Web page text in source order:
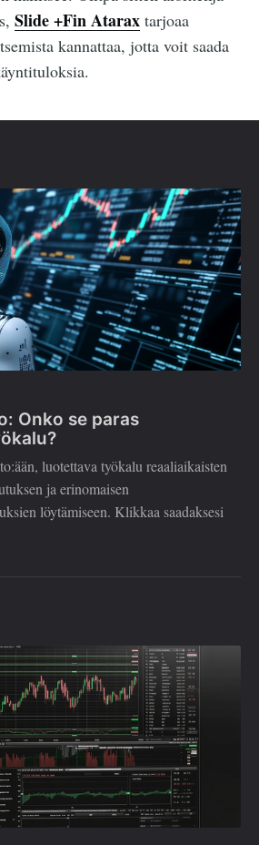
Slide +Fin Atarax tarjoaa
kannattaa, jotta voit saada
Onko se paras
luotettava työkalu reaaliaikaisten
ja erinomaisen
löytämiseen. Klikkaa saadaksesi